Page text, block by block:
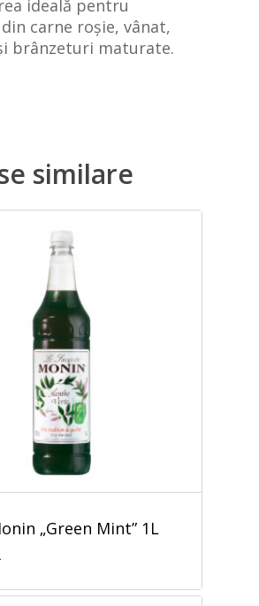
ideală pentru
carne roșie, vânat,
brânzeturi maturate.
similare
„Green Mint” 1L